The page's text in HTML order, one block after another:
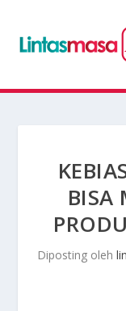
BISA
Diposting oleh